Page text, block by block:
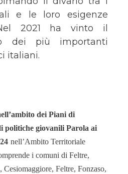
e le loro esigenze
2021 ha vinto il
dei più importanti
italiani.
dei Piani di
politiche giovanili Parola ai
nell’Ambito Territoriale
i comuni di Feltre,
Feltre, Fonzaso,